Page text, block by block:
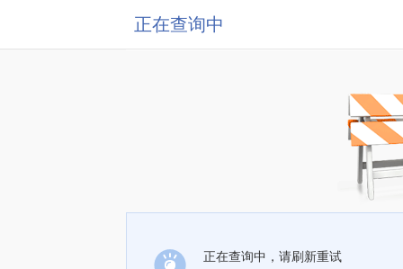
正在查询中
正在查询中，请刷新重试